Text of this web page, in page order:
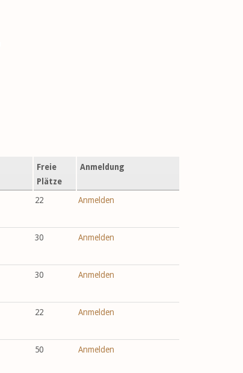
Freie
Plätze
Anmeldung
22
Anmelden
30
Anmelden
30
Anmelden
22
Anmelden
50
Anmelden